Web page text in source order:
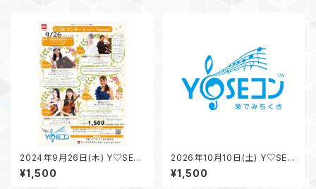
2024年9月26日(木) Y♡SEコ
ン vol.71 “September”《1日
通し券》 ♪豪華なラインナップ
¥1,500
2026年10月10日(土) Y♡SEコ
ン vol.84 “October” ♪豪
華なラインナップで音楽三昧の1
¥1,500